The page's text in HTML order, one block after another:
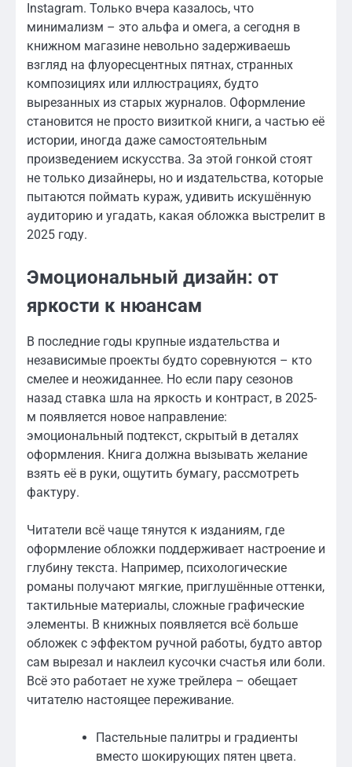
Instagram. Только вчера казалось, что
минимализм – это альфа и омега, а сегодня в
книжном магазине невольно задерживаешь
взгляд на флуоресцентных пятнах, странных
композициях или иллюстрациях, будто
вырезанных из старых журналов. Оформление
становится не просто визиткой книги, а частью её
истории, иногда даже самостоятельным
произведением искусства. За этой гонкой стоят
не только дизайнеры, но и издательства, которые
пытаются поймать кураж, удивить искушённую
аудиторию и угадать, какая обложка выстрелит в
2025 году.
Эмоциональный дизайн: от
яркости к нюансам
В последние годы крупные издательства и
независимые проекты будто соревнуются – кто
смелее и неожиданнее. Но если пару сезонов
назад ставка шла на яркость и контраст, в 2025-
м появляется новое направление:
эмоциональный подтекст, скрытый в деталях
оформления. Книга должна вызывать желание
взять её в руки, ощутить бумагу, рассмотреть
фактуру.
Читатели всё чаще тянутся к изданиям, где
оформление обложки поддерживает настроение и
глубину текста. Например, психологические
романы получают мягкие, приглушённые оттенки,
тактильные материалы, сложные графические
элементы. В книжных появляется всё больше
обложек с эффектом ручной работы, будто автор
сам вырезал и наклеил кусочки счастья или боли.
Всё это работает не хуже трейлера – обещает
читателю настоящее переживание.
Пастельные палитры и градиенты
вместо шокирующих пятен цвета.